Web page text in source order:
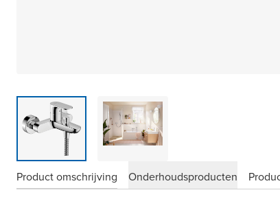
Product omschrijving Onderhoudsproducten